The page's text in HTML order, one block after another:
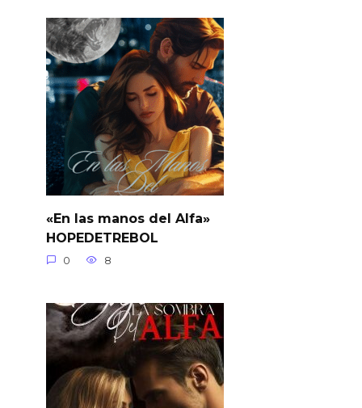
«En las manos del Alfa»
HOPEDETREBOL
0 8